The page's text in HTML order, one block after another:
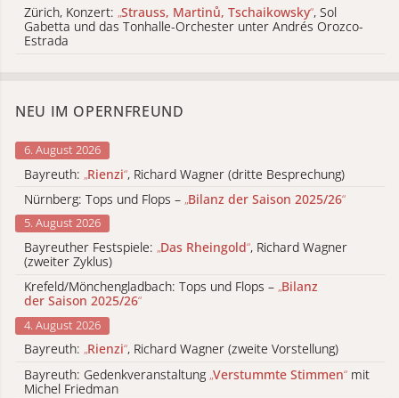
Zürich, Konzert: „Strauss, Martinů, Tschaikowsky“, Sol
Gabetta und das Tonhalle-Orchester unter Andrés Orozco-
Estrada
NEU IM OPERNFREUND
6. August 2026
Bayreuth: „Rienzi“, Richard Wagner (dritte Besprechung)
Nürnberg: Tops und Flops – „Bilanz der Saison 2025/26“
5. August 2026
Bayreuther Festspiele: „Das Rheingold“, Richard Wagner
(zweiter Zyklus)
Krefeld/Mönchengladbach: Tops und Flops – „Bilanz
der Saison 2025/26“
4. August 2026
Bayreuth: „Rienzi“, Richard Wagner (zweite Vorstellung)
Bayreuth: Gedenkveranstaltung „Verstummte Stimmen“ mit
Michel Friedman